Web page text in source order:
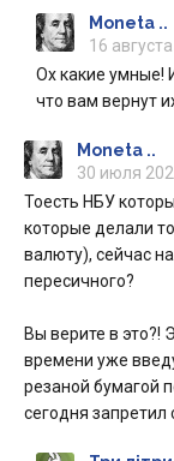
Moneta ..
16
Ох какие умные!
что вам вернут
Moneta ..
30 июля
Тоесть НБУ
которые делали
валюту), сейчас
пересичного?
Вы верите в это?!
времени уже
резаной бумагой
сегодня запретил